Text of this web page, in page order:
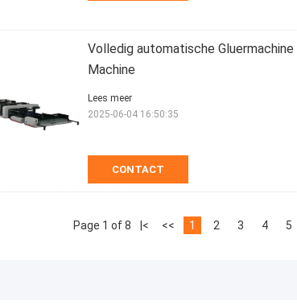
Volledig automatische
Machine
CONTACT
Lees meer
2025-06-04 16:50:35
Page 1 of 8 |< << 1 2 3 4 5